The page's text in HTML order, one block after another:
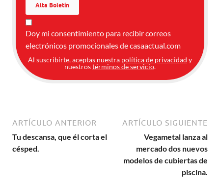
Doy mi consentimiento para recibir correos
electrónicos promocionales de casaactual.com
Al suscribirte, aceptas nuestra política de privacidad y
nuestrostérminos de servicio.
ARTÍCULO ANTERIOR
Tu descansa, que él corta el
césped.
ARTÍCULO SIGUIENTE
Vegametal lanza al
mercado dos nuevos
modelos de cubiertas de
piscina.